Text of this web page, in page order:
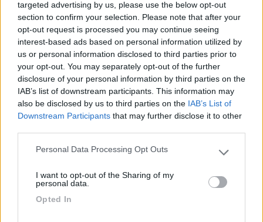
targeted advertising by us, please use the below opt-out
section to confirm your selection. Please note that after your
opt-out request is processed you may continue seeing
interest-based ads based on personal information utilized by
us or personal information disclosed to third parties prior to
your opt-out. You may separately opt-out of the further
disclosure of your personal information by third parties on the
IAB’s list of downstream participants. This information may
also be disclosed by us to third parties on the IAB’s List of
Downstream Participants that may further disclose it to other
Please note that this website/app uses one or more Google
not limited to your visit or usage behaviour. You may click to
use your data for below specified purposes in below Google
Personal Data Processing Opt Outs
I want to opt-out of the Sharing of my
personal data.
Opted In
Io faccio la vostra stessa cosa con un inverter da 1000W, un
phon da 800W e 2 batterie. E' chiaro che non ho le stesse
prestazioni del Parlux.
Infine, non mi sento di consigliarti questo impianto fatto in altro
modo, ovvero batterie di qualità e inverter ancor di più, ad
esempio: DOMETIC SINEPOWER DSP 1512.
Ci sarebbe la possibilità di utilizzare in inverno un corrugato
infilato nella bocchetta della Truma... l'ho fatto alcuni anni, poi
L'iperlessia e l'analfabetismo funzionale sono una piaga sociale
Emme48
25034
Inserito il03/08/2019